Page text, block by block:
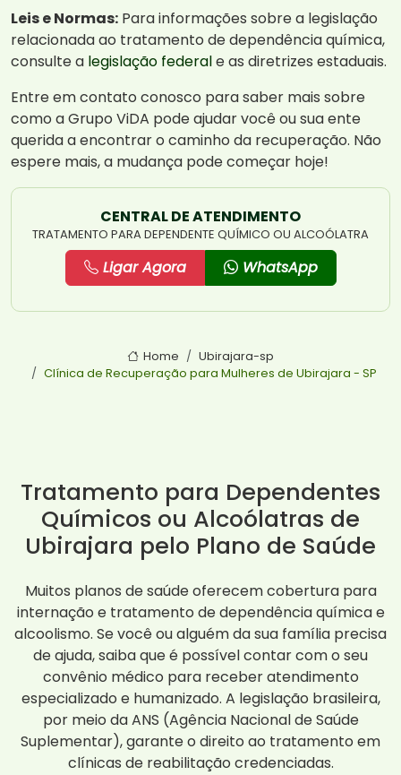
Leis e Normas: Para informações sobre a legislação
relacionada ao tratamento de dependência química,
consulte a legislação federale as diretrizes estaduais.
Entre em contato conosco para saber mais sobre
como a Grupo ViDA pode ajudar você ou sua ente
querida a encontrar o caminho da recuperação. Não
espere mais, a mudança pode começar hoje!
CENTRAL DE ATENDIMENTO
TRATAMENTO PARA DEPENDENTE QUÍMICO OU ALCOÓLATRA
Ligar Agora WhatsApp
Home
Ubirajara-sp
Clínica de Recuperação para Mulheres de Ubirajara - SP
Tratamento para Dependentes
Químicos ou Alcoólatras de
Ubirajara pelo Plano de Saúde
Muitos planos de saúde oferecem cobertura para
internação e tratamento de dependência química e
alcoolismo. Se você ou alguém da sua família precisa
de ajuda, saiba que é possível contar com o seu
convênio médico para receber atendimento
especializado e humanizado. A legislação brasileira,
por meio da ANS (Agência Nacional de Saúde
Suplementar), garante o direito ao tratamento em
clínicas de reabilitação credenciadas.